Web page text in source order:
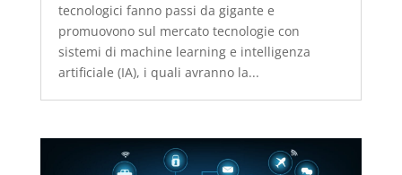
tecnologici fanno passi da gigante e
promuovono sul mercato tecnologie con
sistemi di machine learning e intelligenza
artificiale (IA), i quali avranno la...